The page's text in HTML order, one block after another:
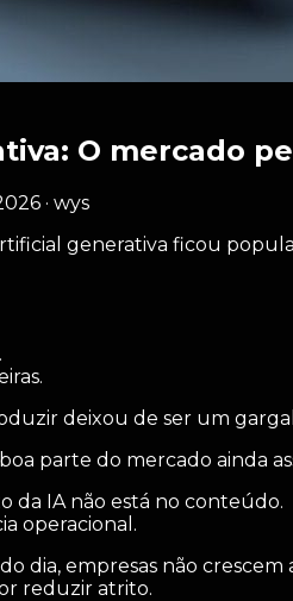
O mercado
· wys
generativa ficou
deixou de ser um
parte do mercado ainda
da IA não está no conteúdo.
operacional.
dia, empresas não crescem
reduzir atrito.